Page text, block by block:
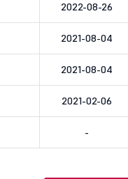
2022-08-26
2021-08-04
2021-08-04
2021-02-06
-